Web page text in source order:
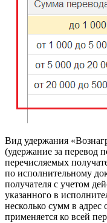
Вид удержания
(удержание за перевод
перечисляемых
по исполнительному
получателя с учетом
указанного в
несколько сумм в адрес
применяется ко всей